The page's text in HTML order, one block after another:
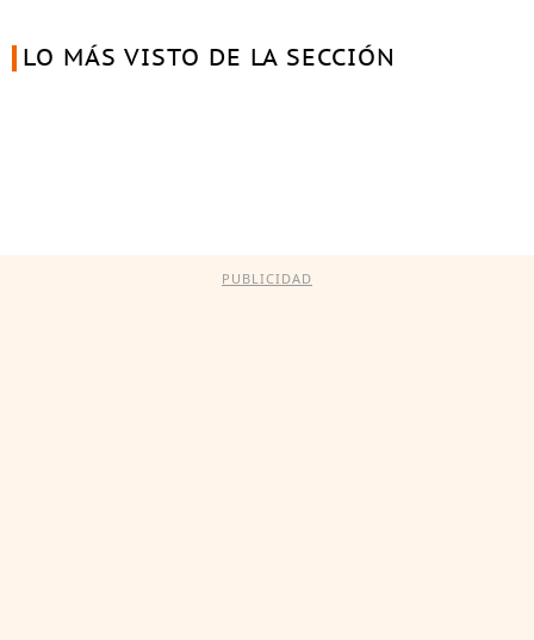
LO MÁS VISTO DE LA SECCIÓN
PUBLICIDAD